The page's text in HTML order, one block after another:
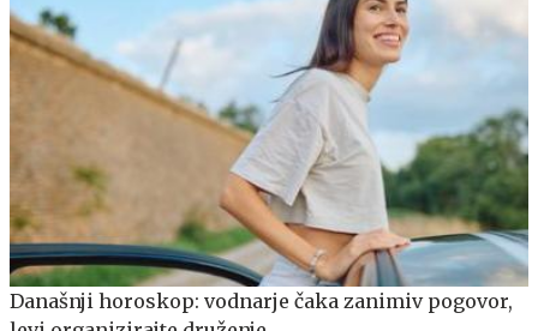
Današnji horoskop: vodnarje čaka zanimiv pogovor,